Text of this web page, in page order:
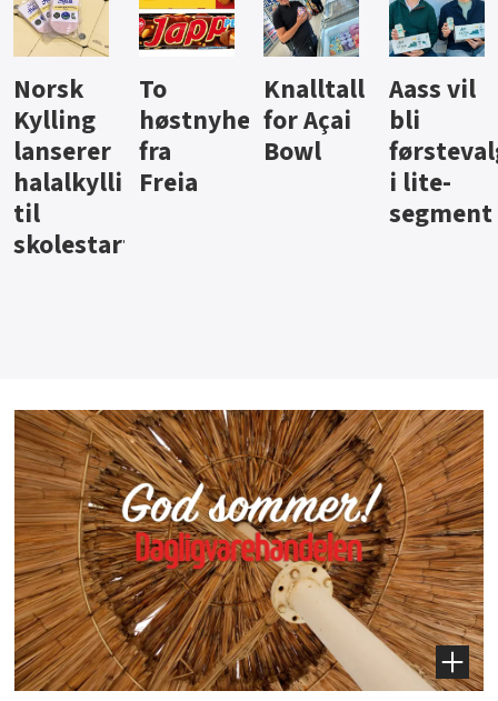
Knalltall
for Açai
Bowl
Aass vil
bli
førstevalg
i lite-
Brus og
jus fra
Berentsen
Hard
iste fra
Hansa